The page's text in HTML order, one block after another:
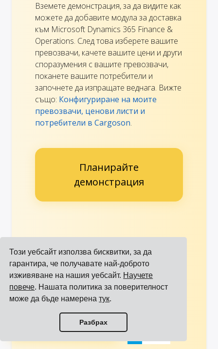
Този уебсайт използва бисквитки, за да
гарантира, че получавате най-доброто
изживяване на нашия уебсайт. Научете
повече. Нашата политика за поверителност
може да бъде намеренатук.
Разбрах
Вземете демонстрация, за да видите как
можете да добавите модула за доставка
към Microsoft Dynamics 365 Finance &
Operations. След това изберете вашите
превозвачи, качете вашите цени и други
споразумения с вашите превозвачи,
поканете вашите потребители и
започнете да изпращате веднага. Вижте
също: Конфигуриране на моите
превозвачи, ценови листи и
потребители в Cargoson.
Планирайте
демонстрация
Доверен от водещи
международни
марки
Вижте повече
референции
Преглед на всички интеграции
Преглед на всички превозвачи